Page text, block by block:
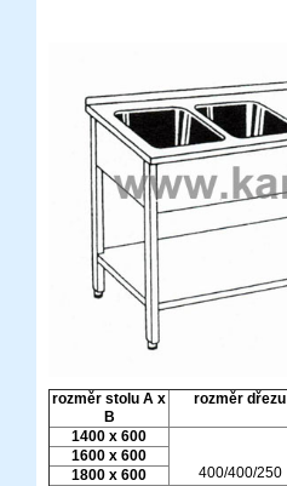
rozměr stolu A x
B
rozměr dřezu
1400 x 600
400/400/250
1600 x 600
1800 x 600